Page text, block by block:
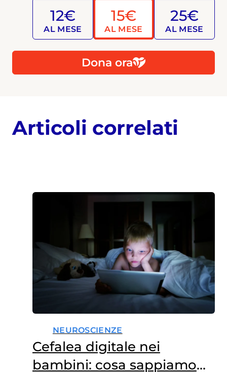
12€
AL MESE
15€
AL MESE
25€
AL MESE
Dona ora
Articoli correlati
NEUROSCIENZE
Cefalea digitale nei
bambini: cosa sappiamo